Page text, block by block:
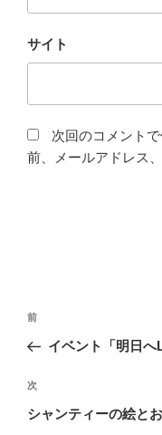
サイト
次回のコメント
前、メールアドレス
投
ナ
ビ
ゲ
前
の
稿
前
イベント「明日へ
次
の
次
シャンティーの絵と